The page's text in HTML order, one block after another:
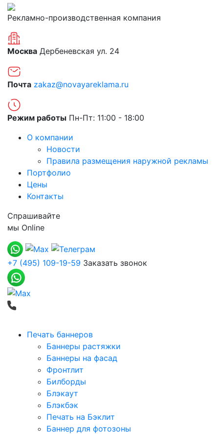
Рекламно-производственная компания
Москва Дербеневская ул. 24
Почта zakaz@novayareklama.ru
Режим работы Пн-Пт: 11:00 - 18:00
О компании
Новости
Правила размещения наружной рекламы
Портфолио
Цены
Контакты
Спрашивайте
мы Online
+7 (495) 109-19-59 Заказать звонок
Печать баннеров
Баннеры растяжки
Баннеры на фасад
Фронтлит
Билборды
Блэкаут
Блэкбэк
Печать на Бэклит
Баннер для фотозоны